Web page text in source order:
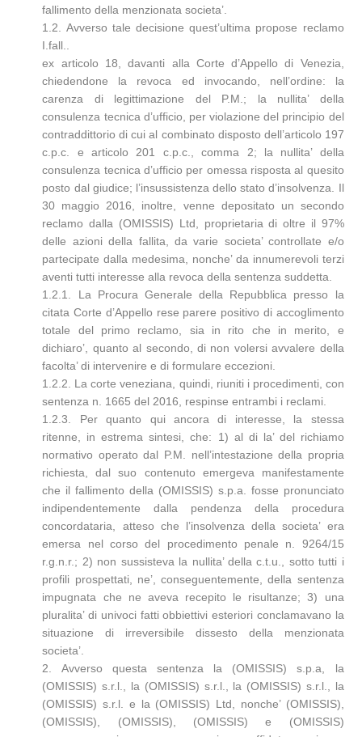
fallimento della menzionata societa’.
1.2. Avverso tale decisione quest’ultima propose reclamo
I.fall..
ex articolo 18, davanti alla Corte d’Appello di Venezia,
chiedendone la revoca ed invocando, nell’ordine: la
carenza di legittimazione del P.M.; la nullita’ della
consulenza tecnica d’ufficio, per violazione del principio del
contraddittorio di cui al combinato disposto dell’articolo 197
c.p.c. e articolo 201 c.p.c., comma 2; la nullita’ della
consulenza tecnica d’ufficio per omessa risposta al quesito
posto dal giudice; l’insussistenza dello stato d’insolvenza. Il
30 maggio 2016, inoltre, venne depositato un secondo
reclamo dalla (OMISSIS) Ltd, proprietaria di oltre il 97%
delle azioni della fallita, da varie societa’ controllate e/o
partecipate dalla medesima, nonche’ da innumerevoli terzi
aventi tutti interesse alla revoca della sentenza suddetta.
1.2.1. La Procura Generale della Repubblica presso la
citata Corte d’Appello rese parere positivo di accoglimento
totale del primo reclamo, sia in rito che in merito, e
dichiaro’, quanto al secondo, di non volersi avvalere della
facolta’ di intervenire e di formulare eccezioni.
1.2.2. La corte veneziana, quindi, riuniti i procedimenti, con
sentenza n. 1665 del 2016, respinse entrambi i reclami.
1.2.3. Per quanto qui ancora di interesse, la stessa
ritenne, in estrema sintesi, che: 1) al di la’ del richiamo
normativo operato dal P.M. nell’intestazione della propria
richiesta, dal suo contenuto emergeva manifestamente
che il fallimento della (OMISSIS) s.p.a. fosse pronunciato
indipendentemente dalla pendenza della procedura
concordataria, atteso che l’insolvenza della societa’ era
emersa nel corso del procedimento penale n. 9264/15
r.g.n.r.; 2) non sussisteva la nullita’ della c.t.u., sotto tutti i
profili prospettati, ne’, conseguentemente, della sentenza
impugnata che ne aveva recepito le risultanze; 3) una
pluralita’ di univoci fatti obbiettivi esteriori conclamavano la
situazione di irreversibile dissesto della menzionata
societa’.
2. Avverso questa sentenza la (OMISSIS) s.p.a, la
(OMISSIS) s.r.l., la (OMISSIS) s.r.l., la (OMISSIS) s.r.l., la
(OMISSIS) s.r.l. e la (OMISSIS) Ltd, nonche’ (OMISSIS),
(OMISSIS), (OMISSIS), (OMISSIS) e (OMISSIS)